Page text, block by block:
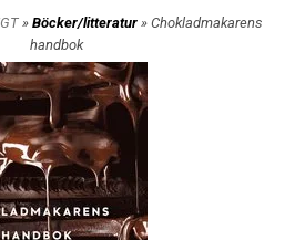
» Böcker/litteratur » Chokladmakarens
handbok